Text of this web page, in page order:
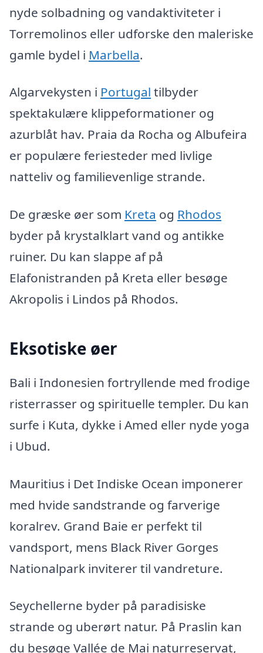
nyde solbadning og vandaktiviteter i
Torremolinos eller udforske den maleriske
gamle bydel i Marbella.
Algarvekysten i Portugal tilbyder
spektakulære klippeformationer og
azurblåt hav. Praia da Rocha og Albufeira
er populære feriesteder med livlige
natteliv og familievenlige strande.
De græske øer som Kreta og Rhodos
byder på krystalklart vand og antikke
ruiner. Du kan slappe af på
Elafonistranden på Kreta eller besøge
Akropolis i Lindos på Rhodos.
Eksotiske øer
Bali i Indonesien fortryllende med frodige
risterrasser og spirituelle templer. Du kan
surfe i Kuta, dykke i Amed eller nyde yoga
i Ubud.
Mauritius i Det Indiske Ocean imponerer
med hvide sandstrande og farverige
koralrev. Grand Baie er perfekt til
vandsport, mens Black River Gorges
Nationalpark inviterer til vandreture.
Seychellerne byder på paradisiske
strande og uberørt natur. På Praslin kan
du besøge Vallée de Mai naturreservat,